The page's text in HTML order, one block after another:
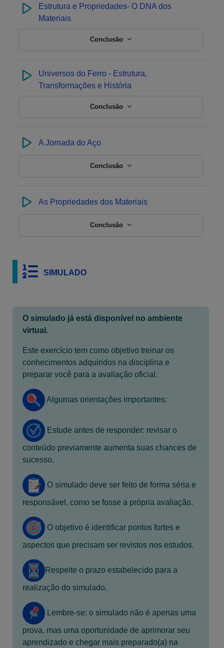
Estrutura e Propriedades- O DNA dos
Materiais
Conclusão
Universos do Ferro - Estrutura,
Transformações e História
Conclusão
A Jornada do Aço
Conclusão
As Propriedades dos Materiais
Conclusão
SIMULADO
O simulado já está disponível no ambiente
virtual.
Este exercício tem como objetivo treinar os
conhecimentos adquiridos na disciplina e
preparar você para a avaliação oficial.
Algumas orientações importantes:
Estude antes de responder: revisar o
conteúdo previamente aumenta suas chances de
sucesso.
O simulado deve ser feito de forma séria e
responsável, como se fosse a própria avaliação.
O objetivo é identificar pontos fortes e
aspectos que precisam ser revistos nos estudos.
Respeite o prazo estabelecido para a
realização do simulado.
Lembre-se: o simulado não é apenas uma
prova, mas uma oportunidade de aprimorar seu
aprendizado e chegar mais preparado(a) na